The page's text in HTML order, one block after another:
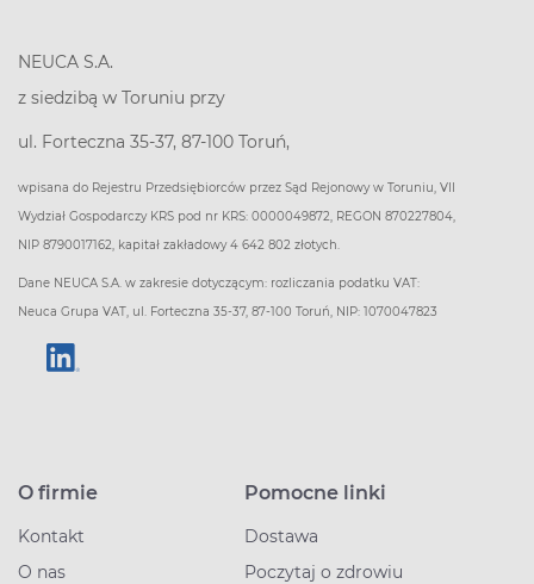
NEUCA S.A.
z siedzibą w Toruniu przy
ul. Forteczna 35-37, 87-100 Toruń,
wpisana do Rejestru Przedsiębiorców przez Sąd Rejonowy w Toruniu, VII
Wydział Gospodarczy KRS pod nr KRS: 0000049872, REGON 870227804,
NIP 8790017162, kapitał zakładowy 4 642 802 złotych.
Dane NEUCA S.A. w zakresie dotyczącym: rozliczania podatku VAT:
Neuca Grupa VAT, ul. Forteczna 35-37, 87-100 Toruń, NIP: 1070047823
O firmie
Kontakt
O nas
Pomocne linki
Dostawa
Poczytaj o zdrowiu